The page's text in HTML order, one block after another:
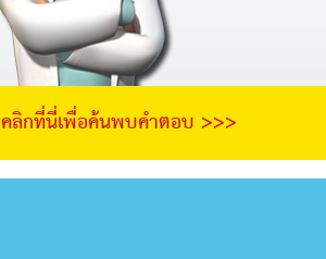
คลิกที่นี่เพื่อค้นพบคำตอบ >>>